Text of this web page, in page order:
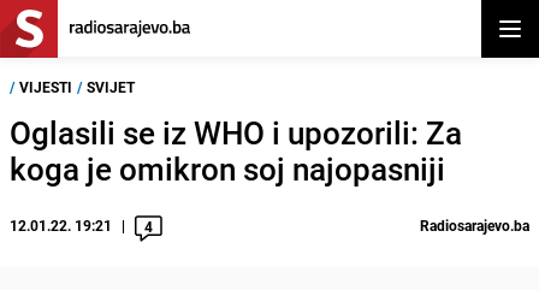
/ VIJESTI / SVIJET
Oglasili se iz WHO i upozorili: Za
koga je omikron soj najopasniji
12.01.22. 19:21 4 Radiosarajevo.ba